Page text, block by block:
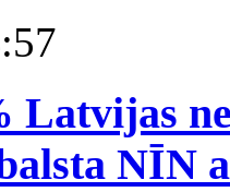
Latvijas
NĪN